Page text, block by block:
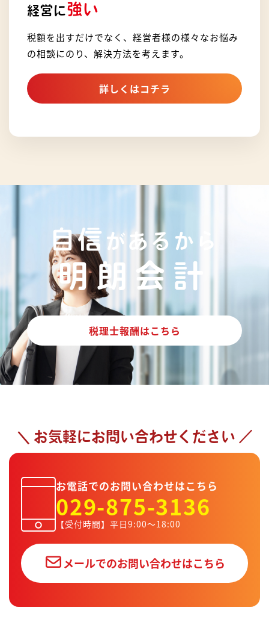
経営に強い
税額を出すだけでなく、経営者様の様々なお悩み
の相談にのり、解決方法を考えます。
詳しくはコチラ
自信 があるから
明朗会計
税理士報酬はこちら
お気軽にお問い合わせください
お電話でのお問い合わせはこちら
029-875-3136
【受付時間】平日9:00～18:00
メールでのお問い合わせはこちら